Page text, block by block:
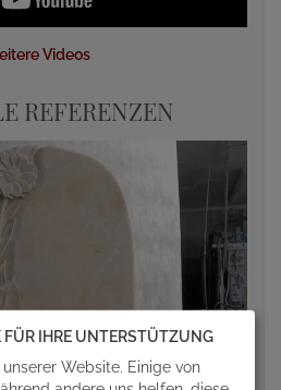
Videos
REFERENZEN
FÜR IHRE UNTERSTÜTZUNG
Website. Einige von